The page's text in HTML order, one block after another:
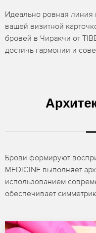
Идеально ровная линия
вашей визитной
бровей в Чиракчи от
достичь гармонии и
Брови формируют
MEDICINE выполняет
использованием
обеспечивает